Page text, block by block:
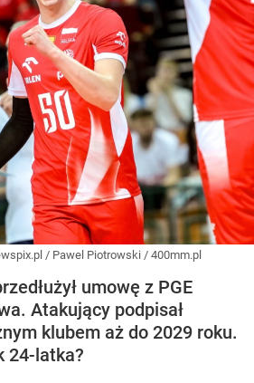
/ Pawel Piotrowski / 400mm.pl
umowę z PGE
Atakujący podpisał
klubem aż do 2029 roku.
24-latka?